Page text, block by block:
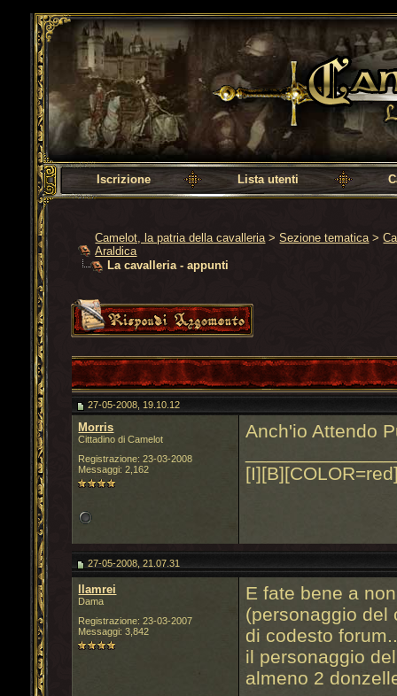
Camelot, la patria della cavalleria
Iscrizione Lista utenti
Camelot, la patria della cavalleria >Sezione tematica >
Araldica
La cavalleria - appunti
27-05-2008, 19.10.12
Morris
Cittadino di Camelot
Registrazione: 23-03-2008
Messaggi: 2,162
Anch'io Attendo
27-05-2008, 21.07.31
llamrei
Dama
Registrazione: 23-03-2007
Messaggi: 3,842
E fate bene a
(personaggio del
di codesto
il personaggio
almeno 2